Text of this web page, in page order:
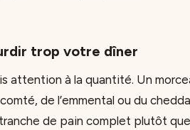
trop votre dîner
attention à la quantité. Un
de l’emmental ou du
de pain complet plutôt